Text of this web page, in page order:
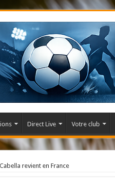
Direct Live Votre club
Cabella revient en France